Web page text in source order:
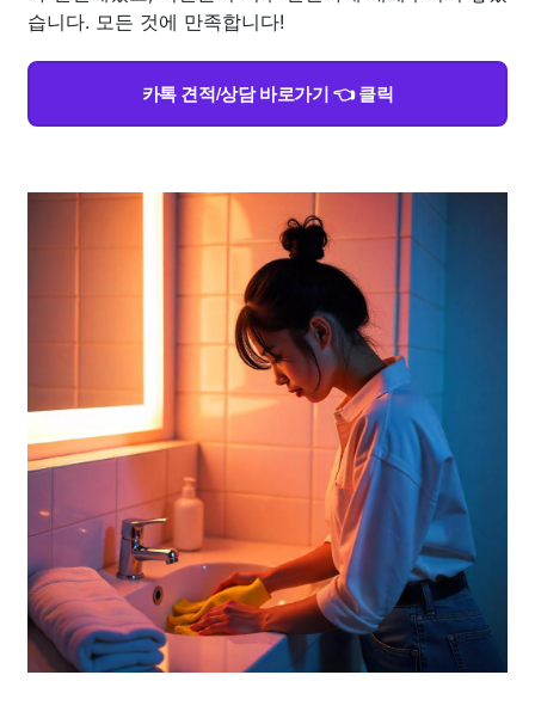
습니다. 모든 것에 만족합니다!
카톡 견적/상담 바로가기 👈 클릭